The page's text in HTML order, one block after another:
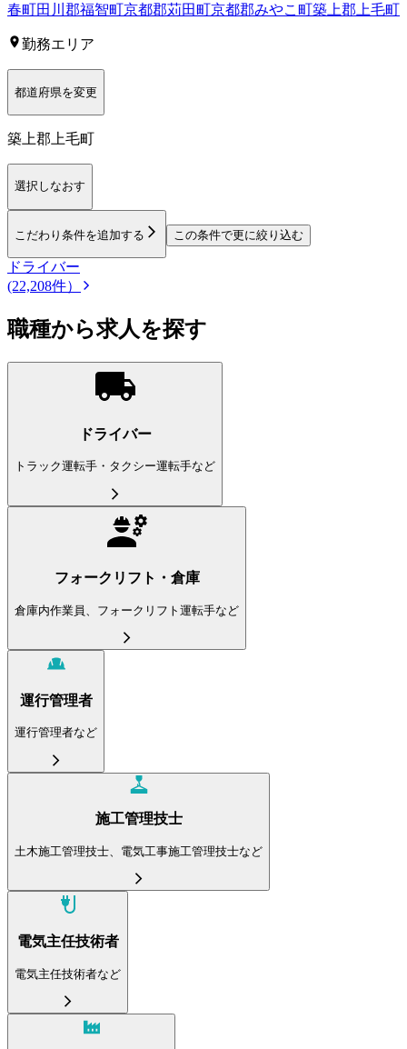
春町
田川郡福智町 京都郡苅田町 京都郡みやこ町 築上郡上毛町
勤務エリア
都道府県を変更
築上郡上毛町
選択しなおす
こだわり条件を追加する この条件で更に絞り込む
ドライバー
(22,208件）
職種から求人を探す
ドライバー
トラック運転手・タクシー運転手など
フォークリフト・倉庫
倉庫内作業員、フォークリフト運転手など
運行管理者
運行管理者など
施工管理技士
土木施工管理技士、電気工事施工管理技士など
電気主任技術者
電気主任技術者など